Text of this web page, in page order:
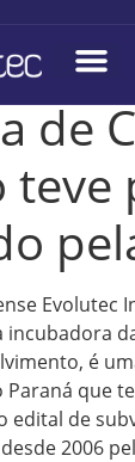
de
teve
Evolutec
incubadora
é
Paraná que
edital de
2006